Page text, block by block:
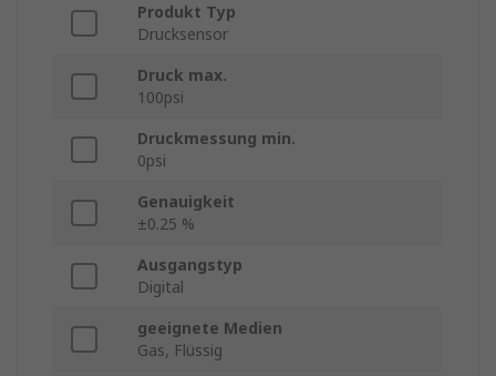
Produkt Typ
Drucksensor
Druck max.
100psi
Druckmessung min.
0psi
Genauigkeit
±0.25 %
Ausgangstyp
Digital
geeignete Medien
Gas, Flüssig